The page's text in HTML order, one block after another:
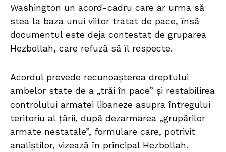
Washington un acord-cadru care ar urma să
stea la baza unui viitor tratat de pace, însă
documentul este deja contestat de gruparea
Hezbollah, care refuză să îl respecte.
Acordul prevede recunoașterea dreptului
ambelor state de a „trăi în pace” și restabilirea
controlului armatei libaneze asupra întregului
teritoriu al țării, după dezarmarea „grupărilor
armate nestatale”, formulare care, potrivit
analiștilor, vizează în principal Hezbollah.